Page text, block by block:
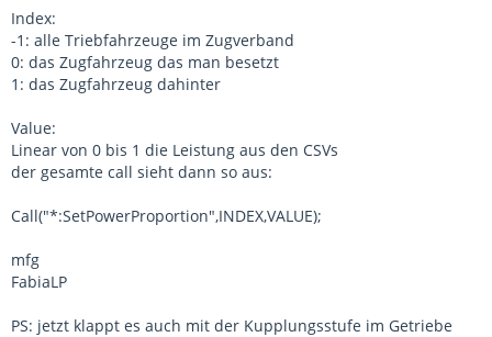
Index:
-1: alle Triebfahrzeuge im Zugverband
0: das Zugfahrzeug das man besetzt
1: das Zugfahrzeug dahinter
Value:
Linear von 0 bis 1 die Leistung aus den CSVs
der gesamte call sieht dann so aus:
Call("*:SetPowerProportion",INDEX,VALUE);
mfg
FabiaLP
PS: jetzt klappt es auch mit der Kupplungsstufe im Getriebe